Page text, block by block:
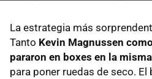
La estrategia más
Tanto Kevin Magnussen
pararon en boxes en la
para poner ruedas de seco. El